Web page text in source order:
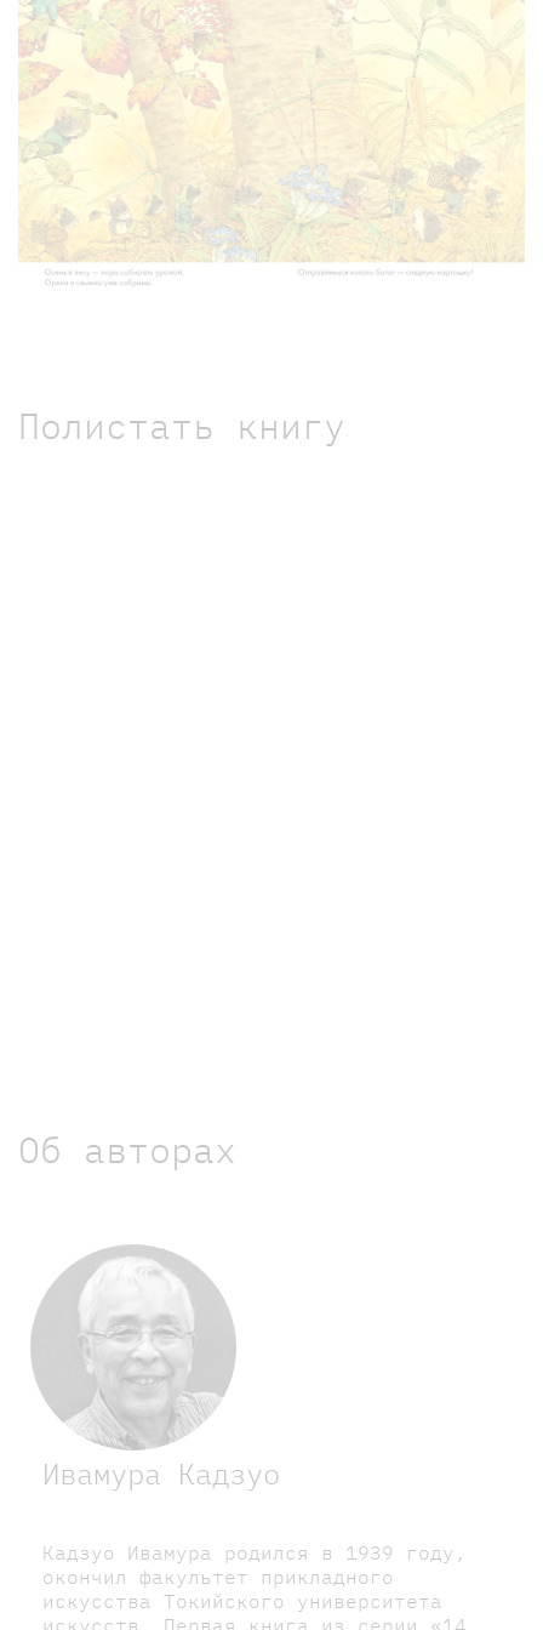
Полистать книгу
Об авторах
Ивамура Кадзуо
Кадзуо Ивамура родился в 1939 году,
окончил факультет прикладного
искусства Токийского университета